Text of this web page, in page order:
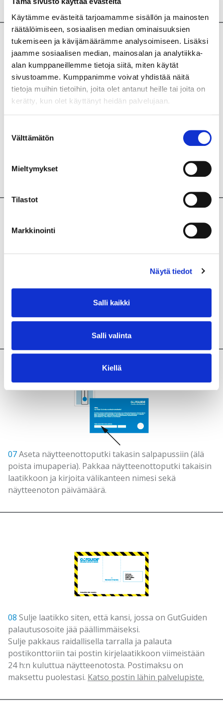
Käytämme evästeitä tarjoamamme sisällön ja mainosten
räätälöimiseen, sosiaalisen median ominaisuuksien
tukemiseen ja kävijämäärämme analysoimiseen. Lisäksi
jaamme sosiaalisen median, mainosalan ja analytiikka-
alan kumppaneillemme tietoja siitä, miten käytät
sivustoamme. Kumppanimme voivat yhdistää näitä
tietoja muihin tietoihin, joita olet antanut heille tai joita on
kerätty, kun olet käyttänyt heidän palvelujaan.
valinta
Välttämätön
Mieltymykset
Tilastot
Markkinointi
Näytä tiedot
Salli kaikki
Salli valinta
Kiellä
säilyvyysnestettä. Ihokontaktin nesteeseen sattuessa
ota yhteys lääkäriin. Älä lähetä näytettä ilman nestettä
vaan pyydä tarvittaessa uusi näyteputki.
Irrota apuväline, taita ja purista sen päät yhteen.
Pudota wc-altaaseen.
07Aseta näytteenottoputki takasin salpapussiin (älä
poista imupaperia). Pakkaa näytteenottoputki takaisin
laatikkoon ja kirjoita välikanteen nimesi sekä
näytteenoton päivämäärä.
08 Sulje laatikko siten, että kansi, jossa on GutGuiden
palautusosoite jää päällimmäiseksi.
Sulje pakkaus raidallisella tarralla ja palauta
postikonttoriin tai postin kirjelaatikkoon viimeistään
24 h:n kuluttua näytteenotosta. Postimaksu on
maksettu puolestasi. Katso postin lähin palvelupiste.